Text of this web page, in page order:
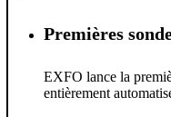
Premières
EXFO lance la
entièrement